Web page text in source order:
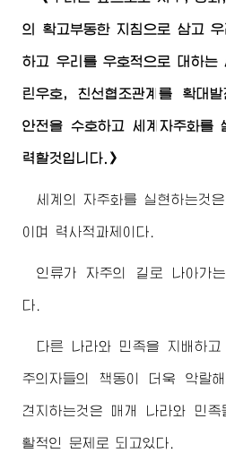
의 확고부동한 지침으로 삼고
하고 우리를 우호적으로 대하는
린우호, 친선협조관계를 확대
안전을 수호하고 세계자주화를
력할것입니다.》
세계의 자주화를 실현하는것
이며 력사적과제이다.
인류가 자주의 길로 나아가
다.
다른 나라와 민족을 지배하
주의자들의 책동이 더욱 악랄
견지하는것은 매개 나라와 민
활적인 문제로 되고있다.